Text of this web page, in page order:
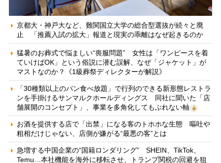
京都大・神戸大など、難関国立大学の総合型選抜が続々と廃
止 「推薦入試の拡大」報道と現実の乖離はなぜ起きるのか
猛暑のお葬式で悩ましい“喪服問題” 女性は「ワンピースを着
ていけばOK」という俗説に潜む誤解、なぜ「ジャケット」が
マストなのか？《1級葬祭ディレクターが解説》
「30種類以上のパン食べ放題」で行列のできる新形態レストラ
ンを手掛けるサンマルクホールディングス 同社に聞いた「店
舗展開のコンセプト」、事業を多角化してもぶれない軸
お酒を提供する店で「出禁」になる客のトホホな生態 嘔吐や
粗相だけじゃない、店側が嫌がる“最悪の客”とは
急増する中国企業の“国籍ロンダリング” SHEIN、TikTok、
Temu…本社機能を海外に移転させ、トランプ関税の回避を狙